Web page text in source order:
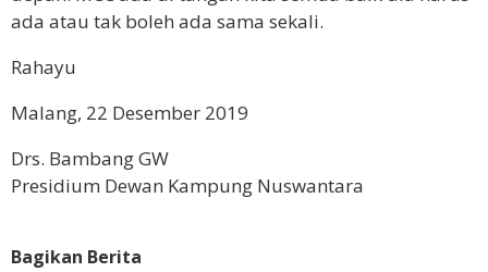
ada atau tak boleh ada sama sekali.
Rahayu
Malang, 22 Desember 2019
Drs. Bambang GW
Presidium Dewan Kampung Nuswantara
Bagikan Berita